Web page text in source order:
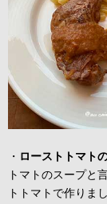
・ ローストトマト
トマトのスープと
トトマトで作りま